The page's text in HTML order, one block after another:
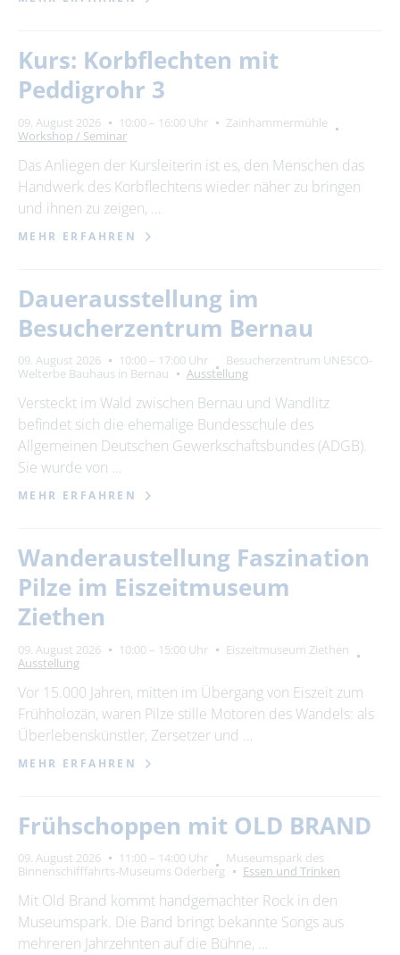
Kurs: Korbflechten mit
Peddigrohr 3
09. August 2026 10:00 – 16:00 Uhr
Zainhammermühle
Workshop / Seminar
Das Anliegen der Kursleiterin ist es, den Menschen das
Handwerk des Korbflechtens wieder näher zu bringen
und ihnen zu zeigen, …
MEHR ERFAHREN
Dauerausstellung im
Besucherzentrum Bernau
09. August 2026 10:00 – 17:00 Uhr
Besucherzentrum UNESCO-
Welterbe Bauhaus in Bernau
Ausstellung
Versteckt im Wald zwischen Bernau und Wandlitz
befindet sich die ehemalige Bundesschule des
Allgemeinen Deutschen Gewerkschaftsbundes (ADGB).
Sie wurde von …
MEHR ERFAHREN
Wanderaustellung Faszination
Pilze im Eiszeitmuseum
Ziethen
09. August 2026 10:00 – 15:00 Uhr
Eiszeitmuseum Ziethen
Ausstellung
Vor 15.000 Jahren, mitten im Übergang von Eiszeit zum
Frühholozän, waren Pilze stille Motoren des Wandels: als
Überlebenskünstler, Zersetzer und …
MEHR ERFAHREN
Frühschoppen mit OLD BRAND
09. August 2026 11:00 – 14:00 Uhr
Museumspark des
Binnenschifffahrts-Museums Oderberg
Essen und Trinken
Mit Old Brand kommt handgemachter Rock in den
Museumspark. Die Band bringt bekannte Songs aus
mehreren Jahrzehnten auf die Bühne, …